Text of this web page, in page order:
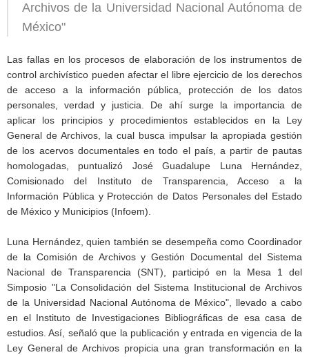
Archivos de la Universidad Nacional Autónoma de
México"
Las fallas en los procesos de elaboración de los instrumentos de
control archivístico pueden afectar el libre ejercicio de los derechos
de acceso a la información pública, protección de los datos
personales, verdad y justicia. De ahí surge la importancia de
aplicar los principios y procedimientos establecidos en la Ley
General de Archivos, la cual busca impulsar la apropiada gestión
de los acervos documentales en todo el país, a partir de pautas
homologadas, puntualizó José Guadalupe Luna Hernández,
Comisionado del Instituto de Transparencia, Acceso a la
Información Pública y Protección de Datos Personales del Estado
de México y Municipios (Infoem).
Luna Hernández, quien también se desempeña como Coordinador
de la Comisión de Archivos y Gestión Documental del Sistema
Nacional de Transparencia (SNT), participó en la Mesa 1 del
Simposio "La Consolidación del Sistema Institucional de Archivos
de la Universidad Nacional Autónoma de México", llevado a cabo
en el Instituto de Investigaciones Bibliográficas de esa casa de
estudios. Así, señaló que la publicación y entrada en vigencia de la
Ley General de Archivos propicia una gran transformación en la